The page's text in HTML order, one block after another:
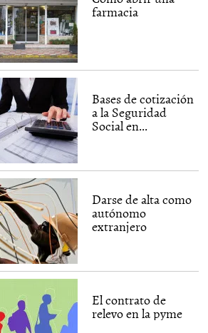
farmacia
Bases de cotización
a la Seguridad
Social en...
Darse de alta como
autónomo
extranjero
El contrato de
relevo en la pyme